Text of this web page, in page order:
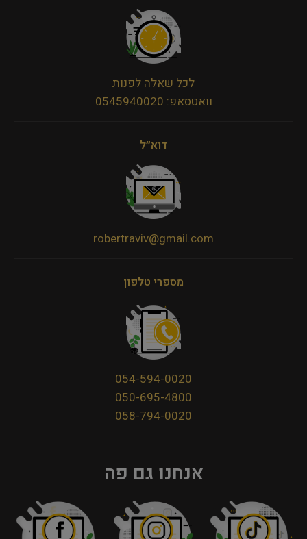
לכל שאלה לפנות
וואטסאפ: 0545940020
דוא״ל
robertraviv@gmail.com
מספרי טלפון
054-594-0020
050-695-4800
058-794-0020
אנחנו גם פה